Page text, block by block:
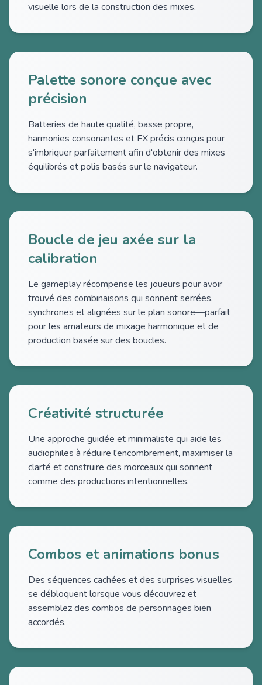
visuelle lors de la construction des mixes.
Palette sonore conçue avec
précision
Batteries de haute qualité, basse propre,
harmonies consonantes et FX précis conçus pour
s'imbriquer parfaitement afin d'obtenir des mixes
équilibrés et polis basés sur le navigateur.
Boucle de jeu axée sur la
calibration
Le gameplay récompense les joueurs pour avoir
trouvé des combinaisons qui sonnent serrées,
synchrones et alignées sur le plan sonore—parfait
pour les amateurs de mixage harmonique et de
production basée sur des boucles.
Créativité structurée
Une approche guidée et minimaliste qui aide les
audiophiles à réduire l'encombrement, maximiser la
clarté et construire des morceaux qui sonnent
comme des productions intentionnelles.
Combos et animations bonus
Des séquences cachées et des surprises visuelles
se débloquent lorsque vous découvrez et
assemblez des combos de personnages bien
accordés.